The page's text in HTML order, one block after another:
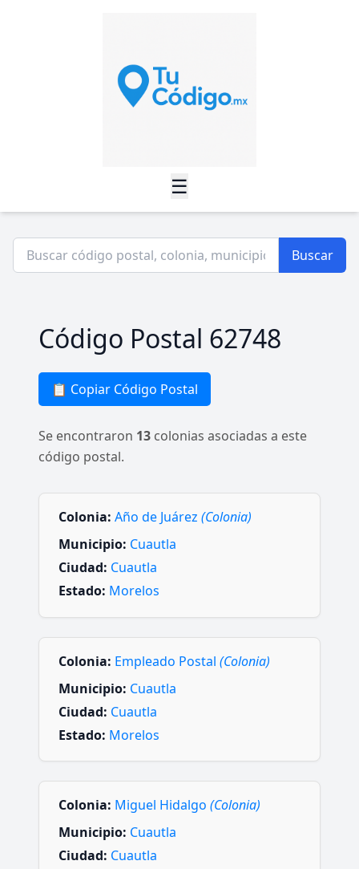
☰
Buscar
Código Postal 62748
📋 Copiar Código Postal
Se encontraron 13 colonias asociadas a este
código postal.
Colonia: Año de Juárez (Colonia)
Municipio: Cuautla
Ciudad: Cuautla
Estado: Morelos
Colonia: Empleado Postal (Colonia)
Municipio: Cuautla
Ciudad: Cuautla
Estado: Morelos
Colonia: Miguel Hidalgo (Colonia)
Municipio: Cuautla
Ciudad: Cuautla